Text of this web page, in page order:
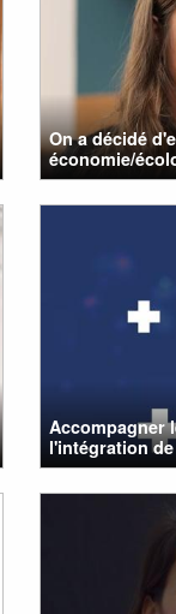
On a décidé
économie/
Accompagner
l'intégration